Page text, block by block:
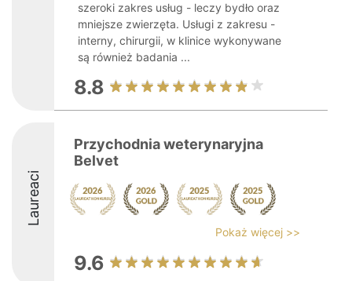
szeroki zakres usług - leczy bydło oraz
mniejsze zwierzęta. Usługi z zakresu -
interny, chirurgii, w klinice wykonywane
są również badania ...
8.8
Laureaci
Przychodnia weterynaryjna
Belvet
Pokaż więcej >>
9.6